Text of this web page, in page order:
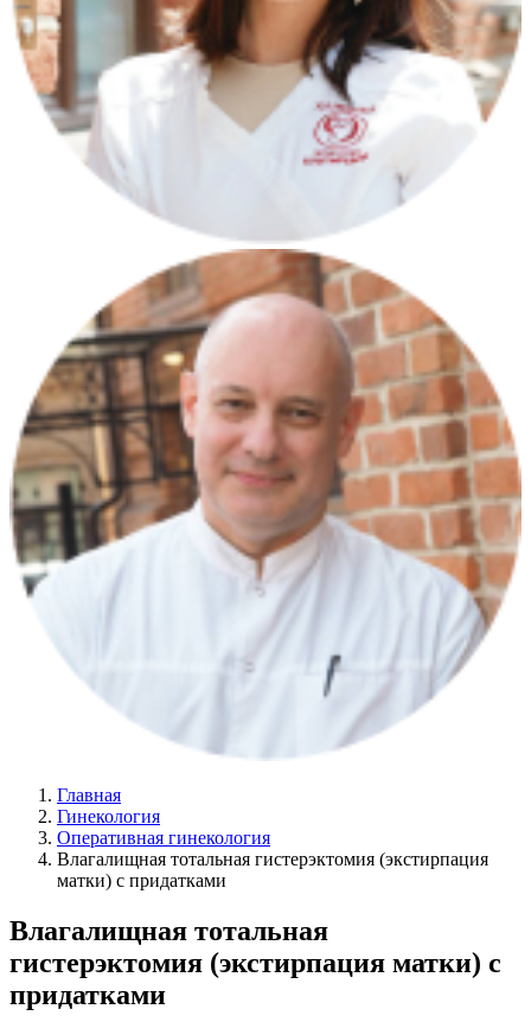
Главная
Гинекология
Оперативная гинекология
Влагалищная тотальная гистерэктомия (экстирпация
матки) с придатками
Влагалищная тотальная
гистерэктомия (экстирпация матки) с
придатками